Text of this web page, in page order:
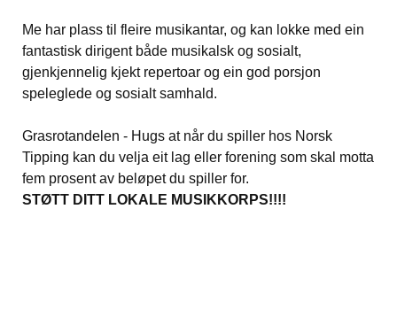
Me har plass til fleire musikantar, og kan lokke med ein
fantastisk dirigent både musikalsk og sosialt,
gjenkjennelig kjekt repertoar og ein god porsjon
speleglede og sosialt samhald.
Grasrotandelen - Hugs at når du spiller hos Norsk
Tipping kan du velja eit lag eller forening som skal motta
fem prosent av beløpet du spiller for.
STØTT DITT LOKALE MUSIKKORPS!!!!